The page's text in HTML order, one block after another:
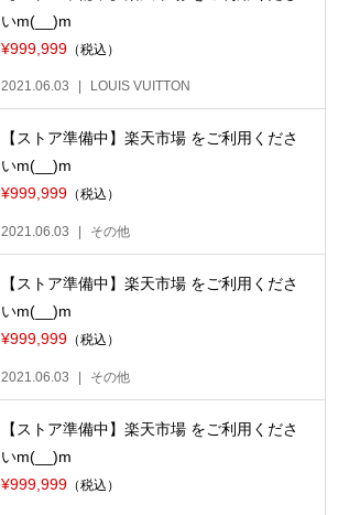
いm(__)m
¥999,999 （税込）
2021.06.03 LOUIS VUITTON
【ストア準備中】楽天市場 をご利用くださ
いm(__)m
¥999,999 （税込）
2021.06.03 その他
【ストア準備中】楽天市場 をご利用くださ
いm(__)m
¥999,999 （税込）
2021.06.03 その他
【ストア準備中】楽天市場 をご利用くださ
いm(__)m
¥999,999 （税込）